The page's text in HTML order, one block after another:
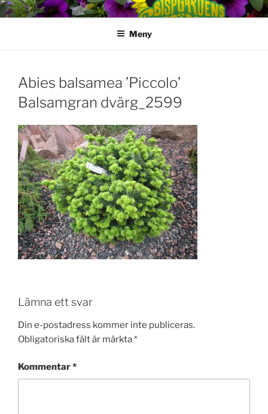
Hoppa
till
Meny
Abies balsamea ’Piccolo’
Balsamgran dvärg_2599
Lämna ett svar
Din e-postadress kommer inte publiceras.
Obligatoriska fält är märkta*
Kommentar*